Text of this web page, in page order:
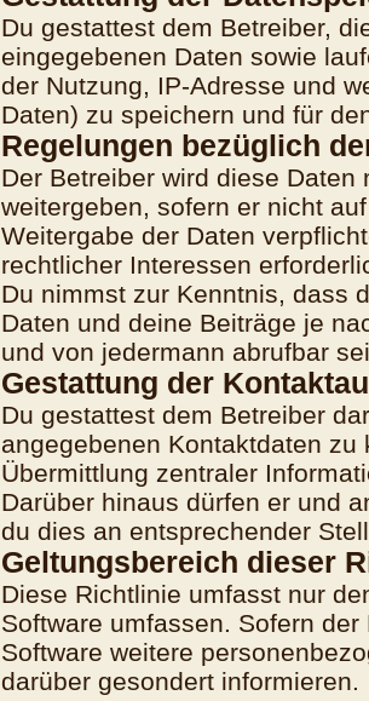
Du gestattest dem Betreiber,
eingegebenen Daten sowie
der Nutzung, IP-Adresse und
Daten) zu speichern und für
Regelungen bezüglich
Der Betreiber wird diese
weitergeben, sofern er nicht
Weitergabe der Daten
rechtlicher Interessen
Du nimmst zur Kenntnis, dass
Daten und deine Beiträge je
und von jedermann abrufbar
Gestattung der
Du gestattest dem Betreiber
angegebenen Kontaktdaten
Übermittlung zentraler
Darüber hinaus dürfen er und
du dies an entsprechender
Geltungsbereich dieser
Diese Richtlinie umfasst nur
Software umfassen. Sofern
Software weitere
darüber gesondert informieren.